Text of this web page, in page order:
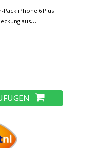
Pack iPhone 6 Plus
aus